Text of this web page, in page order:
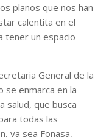
planos que nos han
calentita en el
tener un espacio
General de la
se enmarca en la
salud, que busca
todas las
ya sea Fonasa,